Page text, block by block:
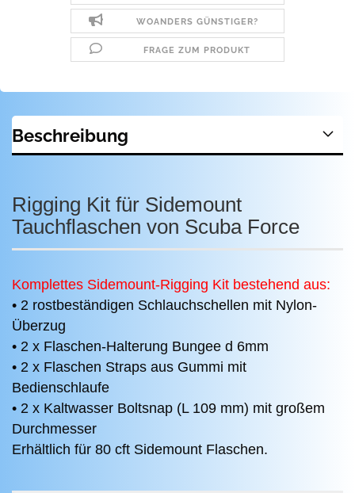
WOANDERS GÜNSTIGER?
FRAGE ZUM PRODUKT
Beschreibung
Rigging Kit für Sidemount
Tauchflaschen von Scuba Force
Komplettes Sidemount-Rigging Kit bestehend aus:
• 2 rostbeständigen Schlauchschellen mit Nylon-
Überzug
• 2 x Flaschen-Halterung Bungee d 6mm
• 2 x Flaschen Straps aus Gummi mit
Bedienschlaufe
• 2 x Kaltwasser Boltsnap (L 109 mm) mit großem
Durchmesser
Erhältlich für 80 cft Sidemount Flaschen.